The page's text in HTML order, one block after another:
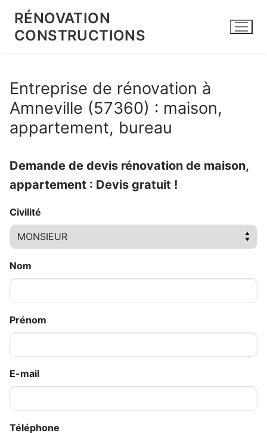
contenu
RÉNOVATION
CONSTRUCTIONS
Entreprise de rénovation à
Amneville (57360) : maison,
appartement, bureau
Demande de devis rénovation de maison,
appartement : Devis gratuit !
Civilité
Nom
Prénom
E-mail
Téléphone